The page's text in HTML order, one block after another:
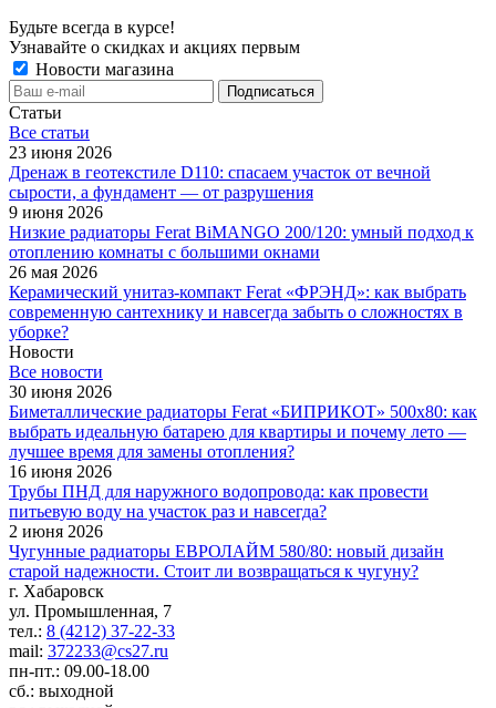
Будьте всегда в курсе!
Узнавайте о скидках и акциях первым
Новости магазина
Статьи
Все cтатьи
23 июня 2026
Дренаж в геотекстиле D110: спасаем участок от вечной
сырости, а фундамент — от разрушения
9 июня 2026
Низкие радиаторы Ferat BiMANGO 200/120: умный подход к
отоплению комнаты с большими окнами
26 мая 2026
Керамический унитаз-компакт Ferat «ФРЭНД»: как выбрать
современную сантехнику и навсегда забыть о сложностях в
уборке?
Новости
Все новости
30 июня 2026
Биметаллические радиаторы Ferat «БИПРИКОТ» 500x80: как
выбрать идеальную батарею для квартиры и почему лето —
лучшее время для замены отопления?
16 июня 2026
Трубы ПНД для наружного водопровода: как провести
питьевую воду на участок раз и навсегда?
2 июня 2026
Чугунные радиаторы ЕВРОЛАЙМ 580/80: новый дизайн
старой надежности. Стоит ли возвращаться к чугуну?
г. Хабаровск
ул. Промышленная, 7
тел.: 8 (4212) 37-22-33
mail: 372233@cs27.ru
пн-пт.: 09.00-18.00
сб.: выходной